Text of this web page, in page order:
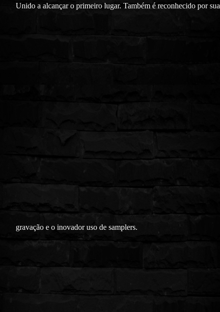
Unido a alcançar o primeiro lugar. Também é reconhecido por
gravação e o inovador uso de samplers.